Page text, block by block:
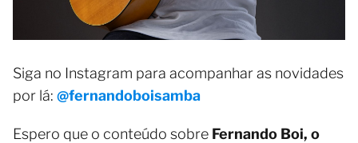
Siga no Instagram para acompanhar as novidades
por lá: @fernandoboisamba
Espero que o conteúdo sobre Fernando Boi, o